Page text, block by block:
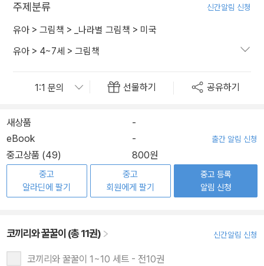
주제분류 신간알림 신청
유아 > 그림책 > _나라별 그림책 > 미국
유아 > 4~7세 > 그림책
선물하기 공유하기
새상품
-
eBook
- 출간 알림 신청
중고상품 (49) 800원
중고
알라딘에 팔기
중고
회원에게 팔기
중고 등록
알림 신청
코끼리와 꿀꿀이 (총 11권) 신간알림 신청
코끼리와 꿀꿀이 1~10 세트 - 전10권